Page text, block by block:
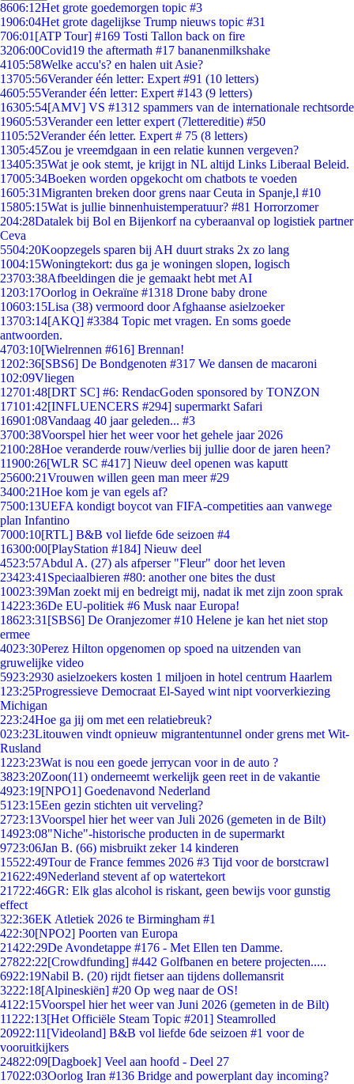
8606:12Het grote goedemorgen topic #3
1906:04Het grote dagelijkse Trump nieuws topic #31
706:01 [ATP Tour] #169 Tosti Tallon back on fire
3206:00Covid19 the aftermath #17 bananenmilkshake
4105:58Welke accu's? en halen uit Asie?
13705:56Verander één letter: Expert #91 (10 letters)
4605:55Verander één letter: Expert #143 (9 letters)
16305:54[AMV] VS #1312 spammers van de internationale rechtsorde
19605:53Verander een letter expert (7lettereditie) #50
1105:52Verander één letter. Expert # 75 (8 letters)
1305:45Zou je vreemdgaan in een relatie kunnen vergeven?
13405:35Wat je ook stemt, je krijgt in NL altijd Links Liberaal Beleid.
17005:34Boeken worden opgekocht om chatbots te voeden
1605:31Migranten breken door grens naar Ceuta in Spanje,l #10
15805:15Wat is jullie binnenhuistemperatuur? #81 Horrorzomer
204:28Datalek bij Bol en Bijenkorf na cyberaanval op logistiek partner
Ceva
5504:20Koopzegels sparen bij AH duurt straks 2x zo lang
1004:15Woningtekort: dus ga je woningen slopen, logisch
23703:38Afbeeldingen die je gemaakt hebt met AI
1203:17Oorlog in Oekraïne #1318 Drone baby drone
10603:15Lisa (38) vermoord door Afghaanse asielzoeker
13703:14[AKQ] #3384 Topic met vragen. En soms goede
antwoorden.
4703:10[Wielrennen #616] Brennan!
1202:36[SBS6] De Bondgenoten #317 We dansen de macaroni
102:09Vliegen
12701:48[DRT SC] #6: RendacGoden sponsored by TONZON
17101:42[INFLUENCERS #294] supermarkt Safari
16901:08Vandaag 40 jaar geleden... #3
3700:38Voorspel hier het weer voor het gehele jaar 2026
2100:28Hoe veranderde rouw/verlies bij jullie door de jaren heen?
11900:26[WLR SC #417] Nieuw deel openen was kaputt
25600:21Vrouwen willen geen man meer #29
3400:21Hoe kom je van egels af?
7500:13UEFA kondigt boycot van FIFA-competities aan vanwege
plan Infantino
7000:10[RTL] B&B vol liefde 6de seizoen #4
16300:00[PlayStation #184] Nieuw deel
4523:57Abdul A. (27) als afperser "Fleur" door het leven
23423:41 Speciaalbieren #80: another one bites the dust
10023:39Man zoekt mij en bedreigt mij, nadat ik met zijn zoon sprak
14223:36De EU-politiek #6 Musk naar Europa!
18623:31 [SBS6] De Oranjezomer #10 Helene je kan het niet stop
ermee
4023:30Perez Hilton opgenomen op spoed na uitzenden van
gruwelijke video
5923:2930 asielzoekers kosten 1 miljoen in hotel centrum Haarlem
1 23:25Progressieve Democraat El-Sayed wint nipt voorverkiezing
Michigan
223:24Hoe ga jij om met een relatiebreuk?
023:23Litouwen vindt opnieuw migrantentunnel onder grens met Wit-
Rusland
1223:23Wat is nou een goede jerrycan voor in de auto ?
3823:20Zoon(11) onderneemt werkelijk geen reet in de vakantie
4923:19[NPO1] Goedenavond Nederland
51 23:15Een gezin stichten uit verveling?
2723:13Voorspel hier het weer van Juli 2026 (gemeten in de Bilt)
14923:08"Niche"-historische producten in de supermarkt
9723:06Jan B. (66) misbruikt zeker 14 kinderen
15522:49Tour de France femmes 2026 #3 Tijd voor de borstcrawl
21622:49Nederland stevent af op watertekort
21722:46GR: Elk glas alcohol is riskant, geen bewijs voor gunstig
effect
322:36EK Atletiek 2026 te Birmingham #1
422:30[NPO2] Poorten van Europa
21422:29De Avondetappe #176 - Met Ellen ten Damme.
27822:22[Crowdfunding] #442 Golfbanen en betere projecten.....
6922:19Nabil B. (20) rijdt fietser aan tijdens dollemansrit
3222:18[Alpineskiën] #20 Op weg naar de OS!
41 22:15Voorspel hier het weer van Juni 2026 (gemeten in de Bilt)
11222:13[Het Officiële Steam Topic #201] Steamrolled
20922:11 [Videoland] B&B vol liefde 6de seizoen #1 voor de
vooruitkijkers
24822:09[Dagboek] Veel aan hoofd - Deel 27
17022:03Oorlog Iran #136 Bridge and powerplant day incoming?